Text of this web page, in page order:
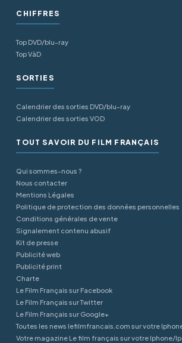
CHIFFRES
Top DVD/blu-ray
Top VàD
SORTIES
Calendrier des sorties DVD/blu-ray
Calendrier des sorties VOD
TOUT SAVOIR DU FILM FRANÇAIS
Qui sommes-nous ?
Nous contacter
Mentions Légales
Politique de protection des données personnelles
Conditions générales de vente
Signalement contenu abusif
Kit de presse
Publicité web
Publicité print
Charte
Le Film Français sur Facebook
Le Film Français sur Twitter
Le Film Français sur Google+
Toutes les news lefilmfrancais.com sur votre
Votre magazine Le film français sur votre Iphone/